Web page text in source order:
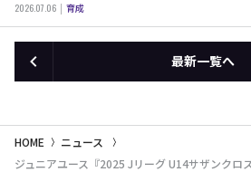
2026.07.06 育成
最新一覧へ
HOME
ニュース
ジュニアユース『2025 Jリーグ U14サザンクロ